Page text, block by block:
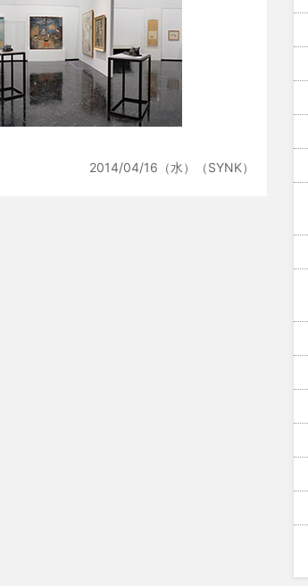
2014/04/16（水）（SYNK）